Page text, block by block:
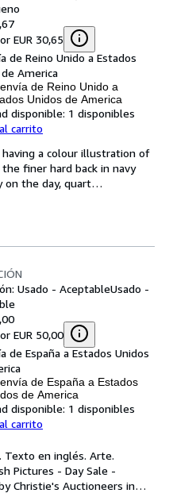
EUR 30,65
de Reino Unido a Estados
America
de Reino Unido a
Unidos de America
disponible: 1 disponibles
carrito
having a colour illustration of
finer hard back in navy
the day, quart…
Usado - AceptableUsado -
EUR 50,00
de España a Estados Unidos
de España a Estados
de America
disponible: 1 disponibles
carrito
Texto en inglés. Arte.
Pictures - Day Sale -
Christie's Auctioneers in…